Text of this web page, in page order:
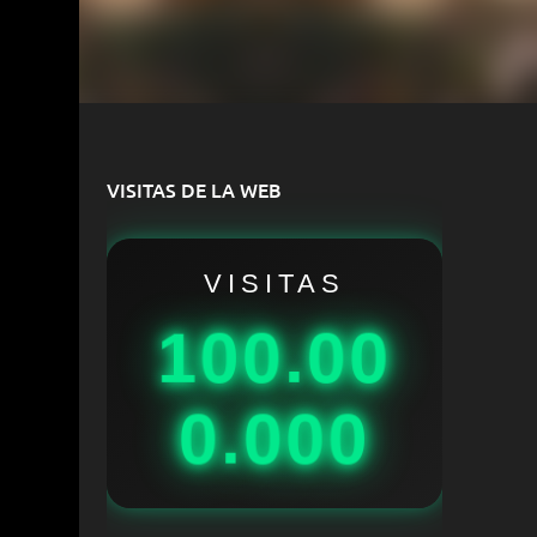
VISITAS DE LA WEB
VISITAS
100.00
0.000